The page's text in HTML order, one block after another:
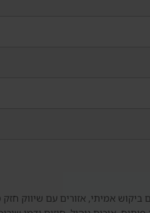
אמיתי, אזורים עם שיווק חזק